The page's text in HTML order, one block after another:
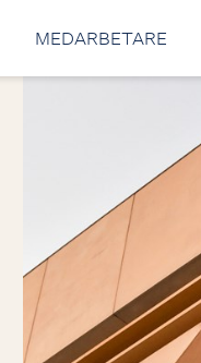
MEDARBETARE